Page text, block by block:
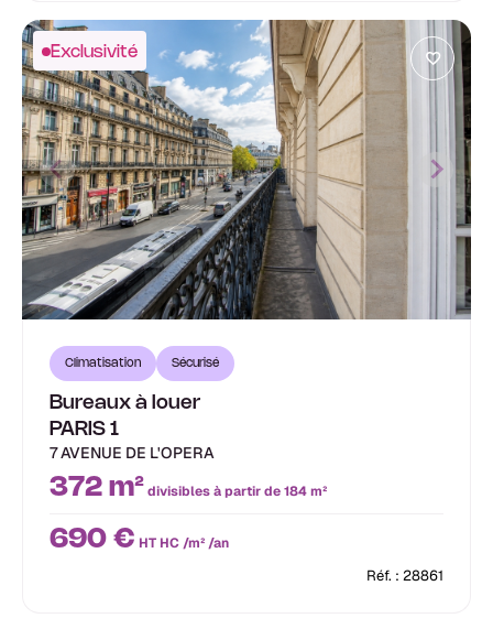
Exclusivité
Climatisation Sécurisé
Bureaux à louer
PARIS 1
7 AVENUE DE L'OPERA
372 m²divisibles à partir de 184 m²
690 € HT HC /m² /an
Réf. : 28861